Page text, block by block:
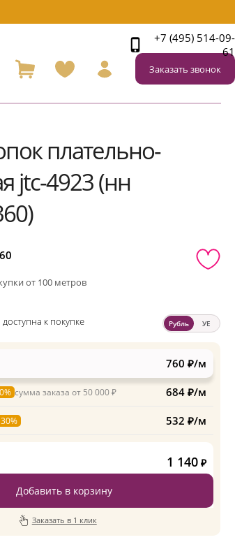
+7 (495) 514-09-
61
Заказать звонок
плательно-
jtc-4923 (нн
от 100 метров
к покупке Рубль УЕ
760 ₽/м
сумма заказа от 50 000 ₽ 684 ₽/м
532 ₽/м
1 140 ₽
Добавить в корзину
Заказать в 1 клик